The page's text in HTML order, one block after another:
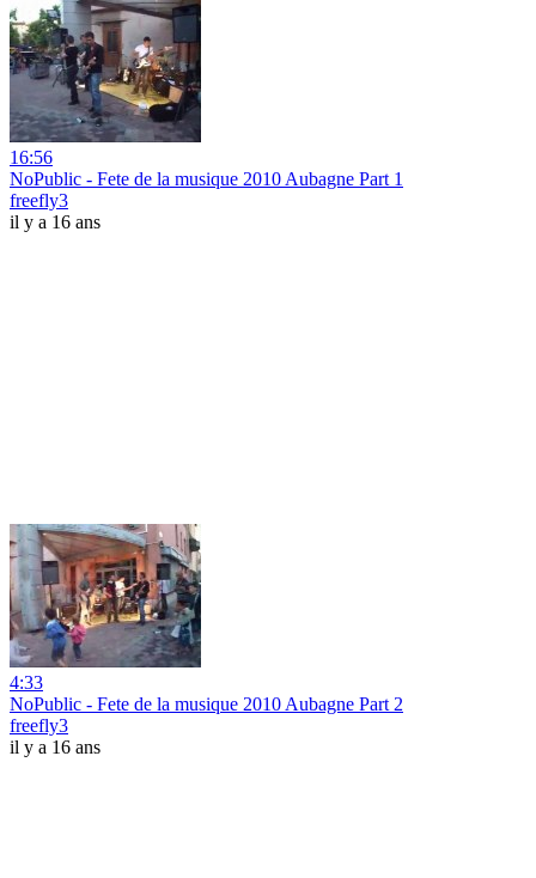
16:56
NoPublic - Fete de la musique 2010 Aubagne Part 1
freefly3
il y a 16 ans
4:33
NoPublic - Fete de la musique 2010 Aubagne Part 2
freefly3
il y a 16 ans